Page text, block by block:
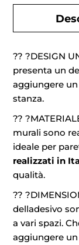
?? ?DESIGN
presenta un
aggiungere
stanza.
??
murali sono
ideale per
realizzati in
qualità.
??
delladesivo
a vari spazi.
aggiungere